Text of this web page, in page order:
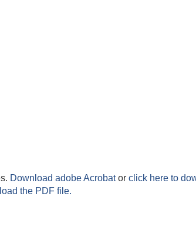
Download adobe Acrobator click here to
the PDF file.